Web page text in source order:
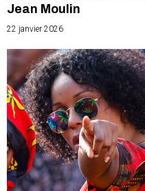
Jean Moulin
22 janvier 2026